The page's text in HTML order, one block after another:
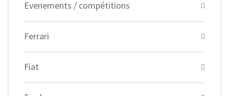
Evenements / compétitions
Ferrari
Fiat